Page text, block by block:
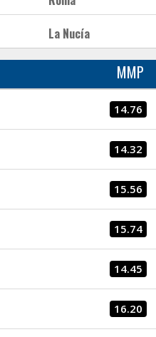
La Nucía
MMP
14.76
14.32
15.56
15.74
14.45
16.20